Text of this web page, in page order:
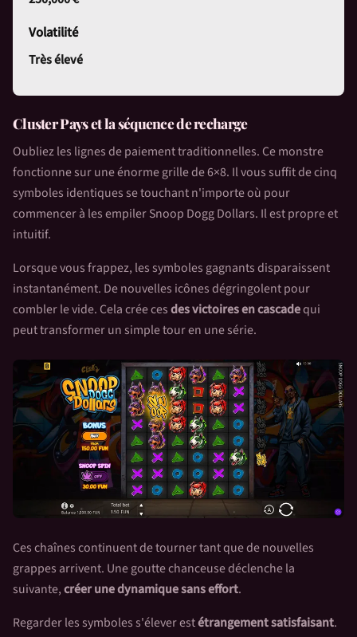
Volatilité
Très élevé
Cluster Pays et la séquence de recharge
Oubliez les lignes de paiement traditionnelles. Ce monstre
fonctionne sur une énorme grille de 6×8. Il vous suffit de cinq
symboles identiques se touchant n'importe où pour
commencer à les empilerSnoop Dogg Dollars. Il est propre et
intuitif.
Lorsque vous frappez, les symboles gagnants disparaissent
instantanément. De nouvelles icônes dégringolent pour
combler le vide. Cela crée cesdes victoires en cascadequi
peut transformer un simple tour en une série.
Ces chaînes continuent de tourner tant que de nouvelles
grappes arrivent. Une goutte chanceuse déclenche la
suivante,créer une dynamique sans effort.
Regarder les symboles s'élever estétrangement satisfaisant.